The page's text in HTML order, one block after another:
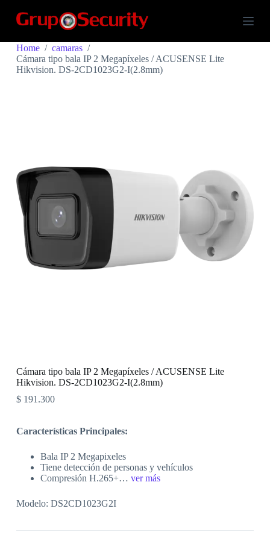
k
p
o
Home / camaras /
Cámara tipo bala IP 2 Megapíxeles / ACUSENSE Lite
Hikvision. DS-2CD1023G2-I(2.8mm)
Cámara tipo bala IP 2 Megapíxeles / ACUSENSE Lite
Hikvision. DS-2CD1023G2-I(2.8mm)
$191.300
Características Principales:
Bala IP 2 Megapixeles
Tiene detección de personas y vehículos
Compresión H.265+… ver más
Modelo: DS2CD1023G2I